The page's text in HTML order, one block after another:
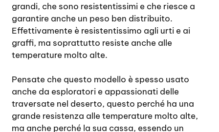
grandi, che sono resistentissimi e che riesce a
garantire anche un peso ben distribuito.
Effettivamente è resistentissimo agli urti e ai
graffi, ma soprattutto resiste anche alle
temperature molto alte.
Pensate che questo modello è spesso usato
anche da esploratori e appassionati delle
traversate nel deserto, questo perché ha una
grande resistenza alle temperature molto alte,
ma anche perché la sua cassa, essendo un